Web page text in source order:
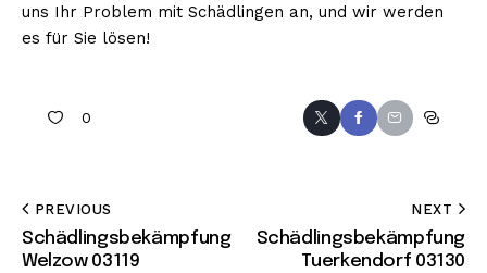
uns Ihr Problem mit Schädlingen an, und wir werden
es für Sie lösen!
0
PREVIOUS
Schädlingsbekämpfung
Welzow 03119
NEXT
Schädlingsbekämpfung
Tuerkendorf 03130